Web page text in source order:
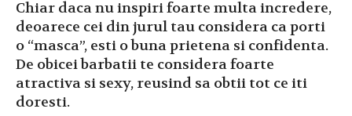
Chiar daca nu inspiri foarte multa incredere,
deoarece cei din jurul tau considera ca porti
o “masca”, esti o buna prietena si confidenta.
De obicei barbatii te considera foarte
atractiva si sexy, reusind sa obtii tot ce iti
doresti.